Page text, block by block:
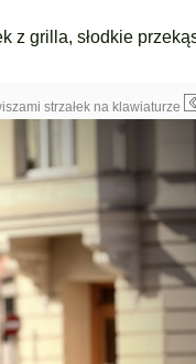
z grilla, słodkie
strzałek na klawiaturze